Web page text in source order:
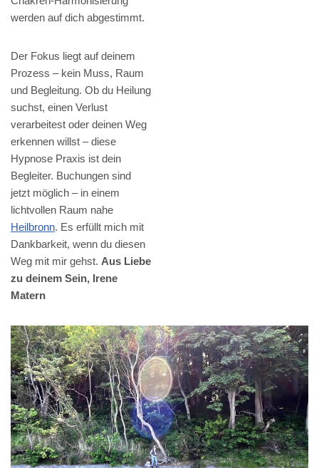
werden auf dich abgestimmt.
Der Fokus liegt auf deinem
Prozess – kein Muss, Raum
und Begleitung. Ob du Heilung
suchst, einen Verlust
verarbeitest oder deinen Weg
erkennen willst – diese
Hypnose Praxis ist dein
Begleiter. Buchungen sind
jetzt möglich – in einem
lichtvollen Raum nahe
Heilbronn. Es erfüllt mich mit
Dankbarkeit, wenn du diesen
Weg mit mir gehst. Aus Liebe
zu deinem Sein, Irene
Matern